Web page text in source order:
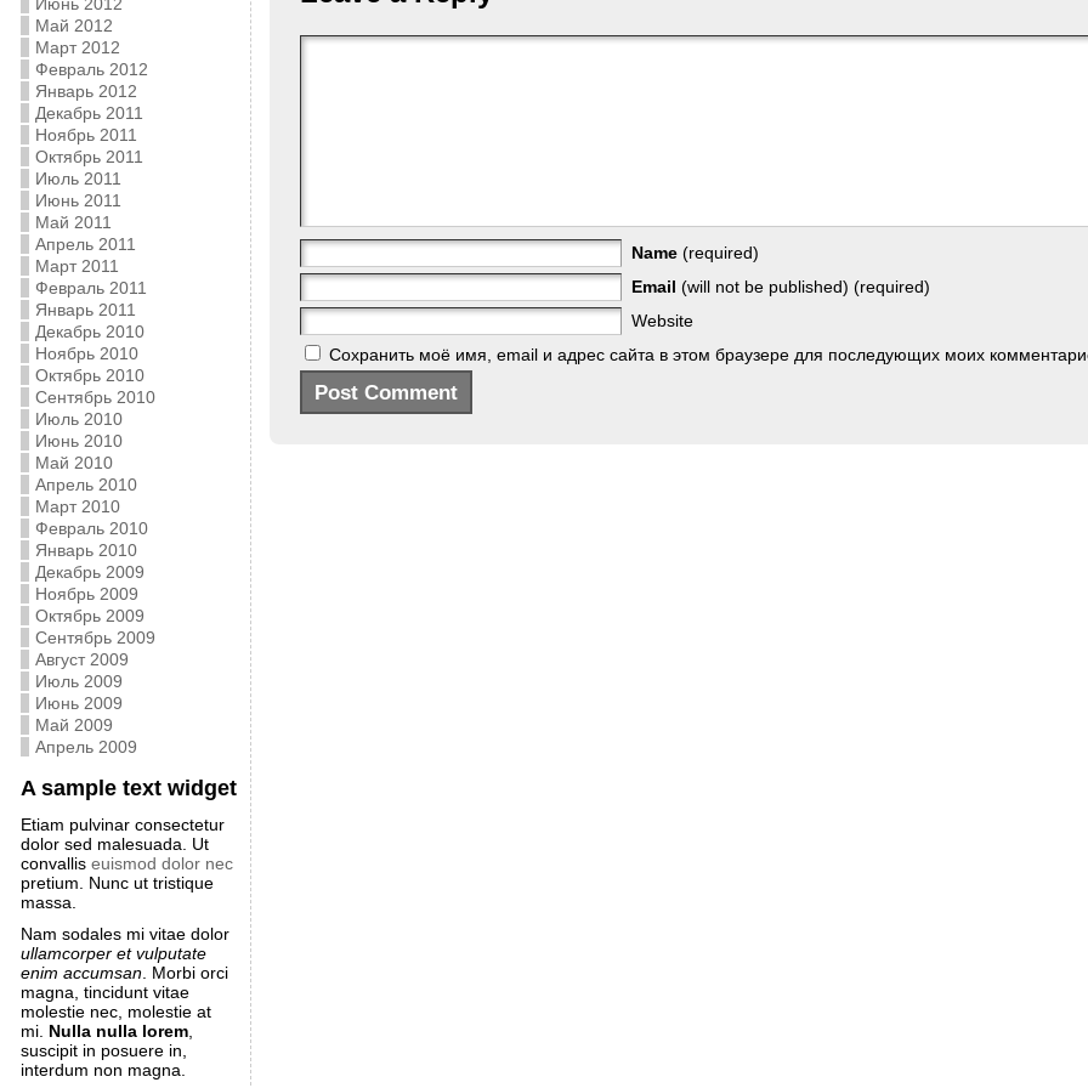
Май 2012
Март 2012
Февраль 2012
Январь 2012
Декабрь 2011
Ноябрь 2011
Октябрь 2011
Июль 2011
Июнь 2011
Май 2011
Апрель 2011
Март 2011
Февраль 2011
Январь 2011
Декабрь 2010
Ноябрь 2010
Октябрь 2010
Сентябрь 2010
Июль 2010
Июнь 2010
Май 2010
Апрель 2010
Март 2010
Февраль 2010
Январь 2010
Декабрь 2009
Ноябрь 2009
Октябрь 2009
Сентябрь 2009
Август 2009
Июль 2009
Июнь 2009
Май 2009
Апрель 2009
A sample text widget
Etiam pulvinar consectetur
dolor sed malesuada. Ut
convallis euismod dolor nec
pretium. Nunc ut tristique
massa.
Nam sodales mi vitae dolor
ullamcorper et vulputate
enim accumsan. Morbi orci
magna, tincidunt vitae
molestie nec, molestie at
mi. Nulla nulla lorem,
suscipit in posuere in,
interdum non magna.
Name (required)
Email (will not be published) (required)
Website
Сохранить моё имя, email и адрес сайта в этом браузере для последующих моих